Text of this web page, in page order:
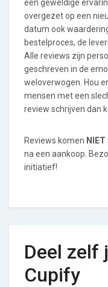
een geweldige
overgezet op een
datum ook
bestelproces, de
Alle reviews zijn
geschreven in de
weloverwogen. Hou
mensen met een
review schrijven dan
Reviews komen NIET
na een aankoop.
initiatief!
Deel zelf
Cupify